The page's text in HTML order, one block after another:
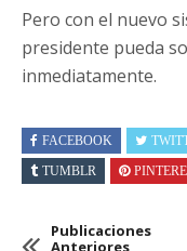
Pero con el nuevo
presidente pueda
inmediatamente.
FACEBOOK
TUMBLR
Publicaciones
Anteriores